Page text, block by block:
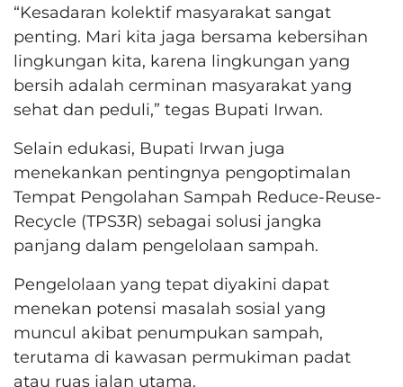
“Kesadaran kolektif masyarakat sangat
penting. Mari kita jaga bersama kebersihan
lingkungan kita, karena lingkungan yang
bersih adalah cerminan masyarakat yang
sehat dan peduli,” tegas Bupati Irwan.
Selain edukasi, Bupati Irwan juga
menekankan pentingnya pengoptimalan
Tempat Pengolahan Sampah Reduce-Reuse-
Recycle (TPS3R) sebagai solusi jangka
panjang dalam pengelolaan sampah.
Pengelolaan yang tepat diyakini dapat
menekan potensi masalah sosial yang
muncul akibat penumpukan sampah,
terutama di kawasan permukiman padat
atau ruas jalan utama.